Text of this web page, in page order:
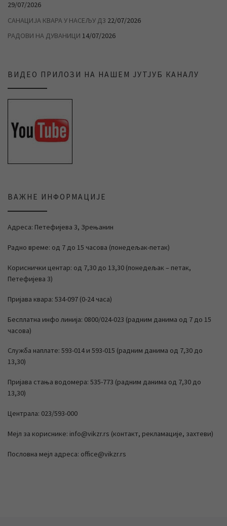
29/07/2026
САНАЦИЈА КВАРА У НАСЕЉУ Д3 22/07/2026
РАДОВИ НА ДУВАНИЦИ 14/07/2026
ВИДЕО ПРИЛОЗИ НА НАШЕМ ЈУТЈУБ КАНАЛУ
ВАЖНЕ ИНФОРМАЦИЈЕ
Адреса: Петефијева 3, Зрењанин
Радно време: од 7 до 15 часова (понедељак-петак)
Кориснички центар: од 7,30 до 13,30 (понедељак – петак,
Петефијева 3)
Пријава квара: 534-097 (0-24 часа)
Бесплатна инфо линија: 0800/024-023 (радним данима од 7 до 15
часова)
Служба наплате: 593-014 и 593-015 (радним данима од 7,30 до
13,30)
Пријава стања водомера: 535-773 (радним данима од 7,30 до
13,30)
Централа: 023/593-000
Мејл за кориснике: info@vikzr.rs (контакт, рекламације, захтеви)
Пословна мејл адреса: office@vikzr.rs